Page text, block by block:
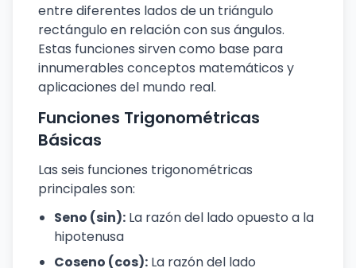
entre diferentes lados de un triángulo
rectángulo en relación con sus ángulos.
Estas funciones sirven como base para
innumerables conceptos matemáticos y
aplicaciones del mundo real.
Funciones Trigonométricas
Básicas
Las seis funciones trigonométricas
principales son:
Seno (sin): La razón del lado opuesto a la
hipotenusa
Coseno (cos): La razón del lado